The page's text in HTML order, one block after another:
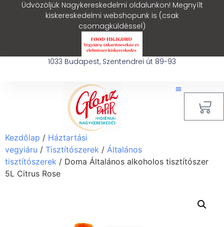
Üdvözöljük Nagykereskedelmi oldalunkon! Megnyílt
kiskereskedelmi webshopunk is (csak
csomagküldéssel)
1033 Budapest, Szentendrei út 89-93
Kezdőlap / Háztartási
vegyiáru / Tisztítószerek / Általános
tisztítószerek / Doma Általános alkoholos tisztítószer
5L Citrus Rose